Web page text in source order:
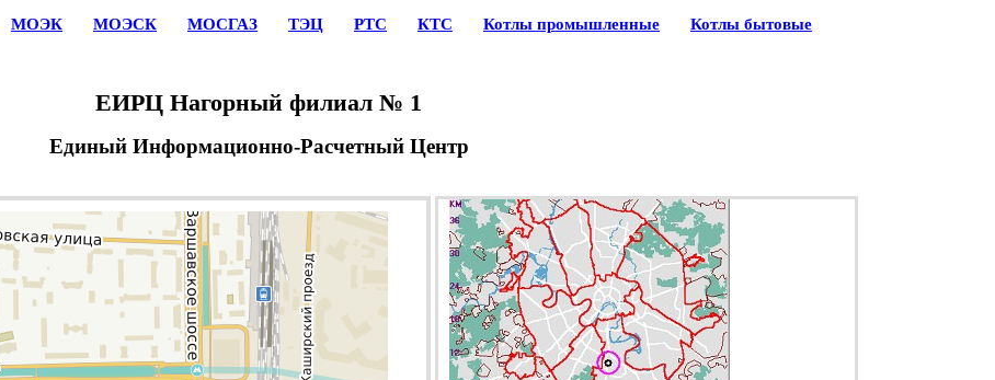
МОЭК МОЭСК МОСГАЗ ТЭЦ РТС КТС Котлы промышленные
Котлы бытовые
ЕИРЦ Нагорный филиал № 1
Единый Информационно-Расчетный Центр